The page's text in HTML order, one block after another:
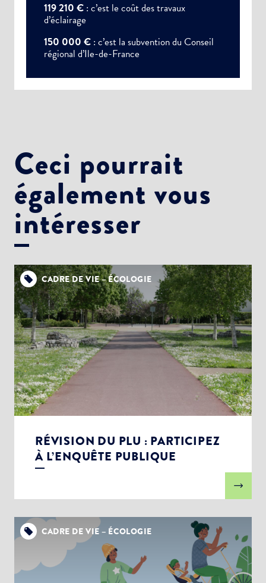
119 210 € : c’est le coût des travaux
d’éclairage
150 000 € : c’est la subvention du Conseil
régional d’Ile-de-France
Ceci pourrait
également vous
intéresser
CADRE DE VIE – ÉCOLOGIE
RÉVISION DU PLU : PARTICIPEZ
À L’ENQUÊTE PUBLIQUE
CADRE DE VIE – ÉCOLOGIE
Choisissez votre abonnement :
Alertes Mail
Newsletter Culture
Newsletter Sport et Vie associative